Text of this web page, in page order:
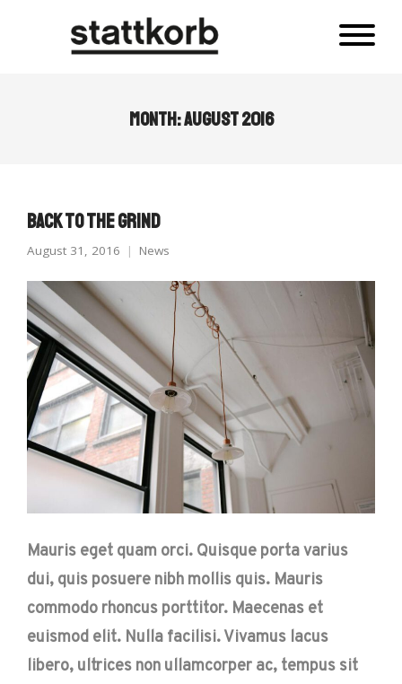
Month:August 2016
Back to the Grind
August 31, 2016 News
Mauris eget quam orci. Quisque porta varius
dui, quis posuere nibh mollis quis. Mauris
commodo rhoncus porttitor. Maecenas et
euismod elit. Nulla facilisi. Vivamus lacus
libero, ultrices non ullamcorper ac, tempus sit